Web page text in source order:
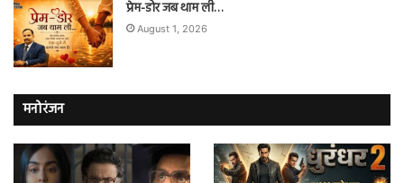
प्रेम-डोर जब थाम ली…
August 1, 2026
मनोरंजन